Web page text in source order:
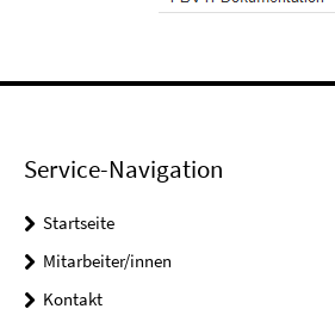
Service-Navigation
Startseite
Mitarbeiter/innen
Kontakt